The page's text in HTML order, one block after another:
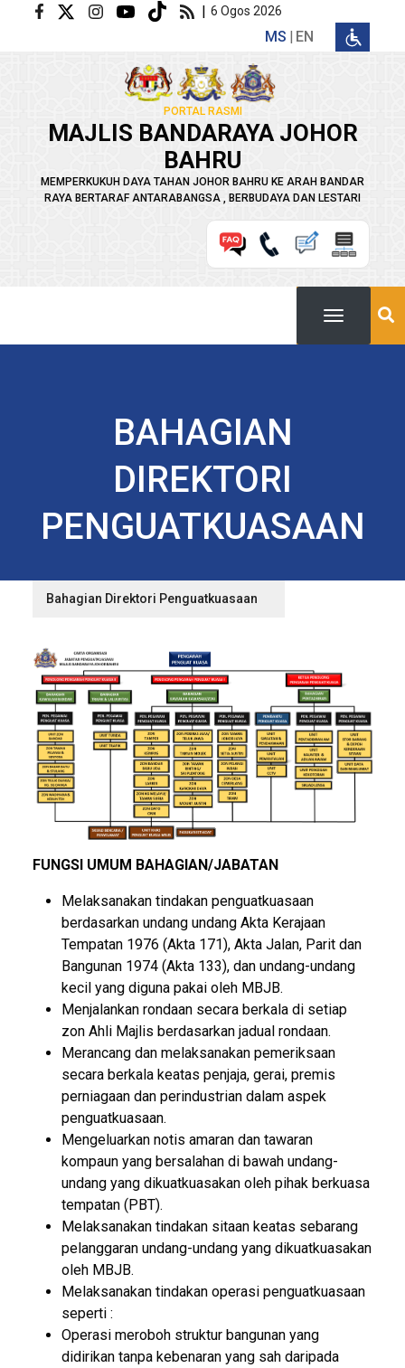
Langkau ke kandungan utama | 6 Ogos 2026
MS EN
PORTAL RASMI
MAJLIS BANDARAYA JOHOR
BAHRU
MEMPERKUKUH DAYA TAHAN JOHOR BAHRU KE ARAH BANDAR
RAYA BERTARAF ANTARABANGSA , BERBUDAYA DAN LESTARI
BAHAGIAN
DIREKTORI
PENGUATKUASAAN
Bahagian Direktori Penguatkuasaan
FUNGSI UMUM BAHAGIAN/JABATAN
Melaksanakan tindakan penguatkuasaan
berdasarkan undang undang Akta Kerajaan
Tempatan 1976 (Akta 171), Akta Jalan, Parit dan
Bangunan 1974 (Akta 133), dan undang-undang
kecil yang diguna pakai oleh MBJB.
Menjalankan rondaan secara berkala di setiap
zon Ahli Majlis berdasarkan jadual rondaan.
Merancang dan melaksanakan pemeriksaan
secara berkala keatas penjaja, gerai, premis
perniagaan dan perindustrian dalam aspek
penguatkuasaan.
Mengeluarkan notis amaran dan tawaran
kompaun yang bersalahan di bawah undang-
undang yang dikuatkuasakan oleh pihak berkuasa
tempatan (PBT).
Melaksanakan tindakan sitaan keatas sebarang
pelanggaran undang-undang yang dikuatkuasakan
oleh MBJB.
Melaksanakan tindakan operasi penguatkuasaan
seperti :
Operasi meroboh struktur bangunan yang
didirikan tanpa kebenaran yang sah daripada